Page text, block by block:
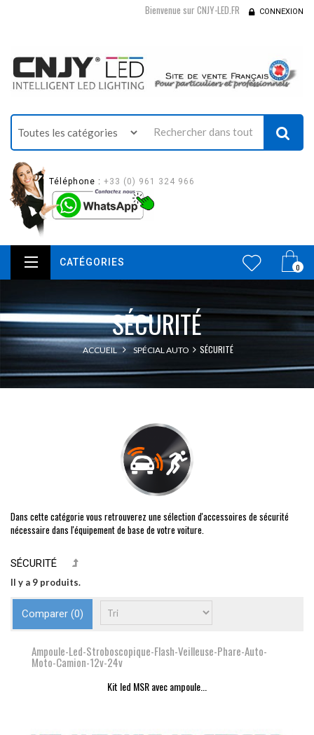
Bienvenue sur CNJY-LED.FR CONNEXION
Téléphone : +33 (0) 961 324 966
0
CATÉGORIES
SÉCURITÉ
ACCUEIL SPÉCIAL AUTO SÉCURITÉ
Dans cette catégorie vous retrouverez une sélection d'accessoires de sécurité
nécessaire dans l'équipement de base de votre voiture.
SÉCURITÉ
Il y a 9 produits.
Comparer (0)
Ampoule-Led-Stroboscopique-Flash-Veilleuse-Phare-Auto-
Moto-Camion-12v-24v
Kit led MSR avec ampoule...